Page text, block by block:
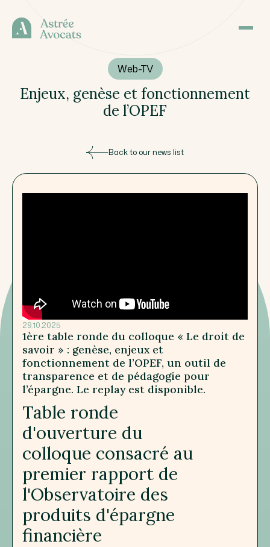
Web-TV
Enjeux, genèse et fonctionnement
de l’OPEF
Back to our news list
29.10.2025
1ère table ronde du colloque « Le droit de
savoir » : genèse, enjeux et
fonctionnement de l’OPEF, un outil de
transparence et de pédagogie pour
l’épargne. Le replay est disponible.
Table ronde
d'ouverture du
colloque consacré au
premier rapport de
l'Observatoire des
produits d'épargne
financière